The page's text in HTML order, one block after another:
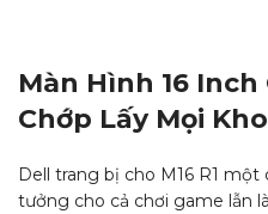
Màn Hình 16 Inch
Chớp Lấy Mọi
Dell trang bị cho M16 R1
tưởng cho cả chơi game lẫn